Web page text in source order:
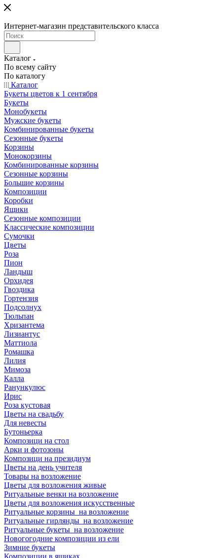
Интернет-магазин представительского класса
Каталог
По всему сайту
По каталогу
Каталог
Букеты цветов к 1 сентября
Букеты
Монобукеты
Мужские букеты
Комбинированные букеты
Сезонные букеты
Корзины
Монокорзины
Комбинированные корзины
Сезонные корзины
Большие корзины
Композиции
Коробки
Ящики
Сезонные композиции
Классические композиции
Сумочки
Цветы
Роза
Пион
Ландыш
Орхидея
Гвоздика
Гортензия
Подсолнух
Тюльпан
Хризантема
Лизиантус
Маттиола
Ромашка
Лилия
Мимоза
Калла
Ранункулюс
Ирис
Роза кустовая
Цветы на свадьбу
Для невесты
Бутоньерка
Композици на стол
Арки и фотозоны
Композици на президиум
Цветы на день учителя
Товары на возложение
Цветы для возложения живые
Ритуальные венки на возложение
Цветы для возложения искусственные
Ритуальные корзины на возложение
Ритуальные гирлянды на возложение
Ритуальные букеты на возложение
Новогогодние композиции из ели
Зимние букеты
Композиции в ящиках